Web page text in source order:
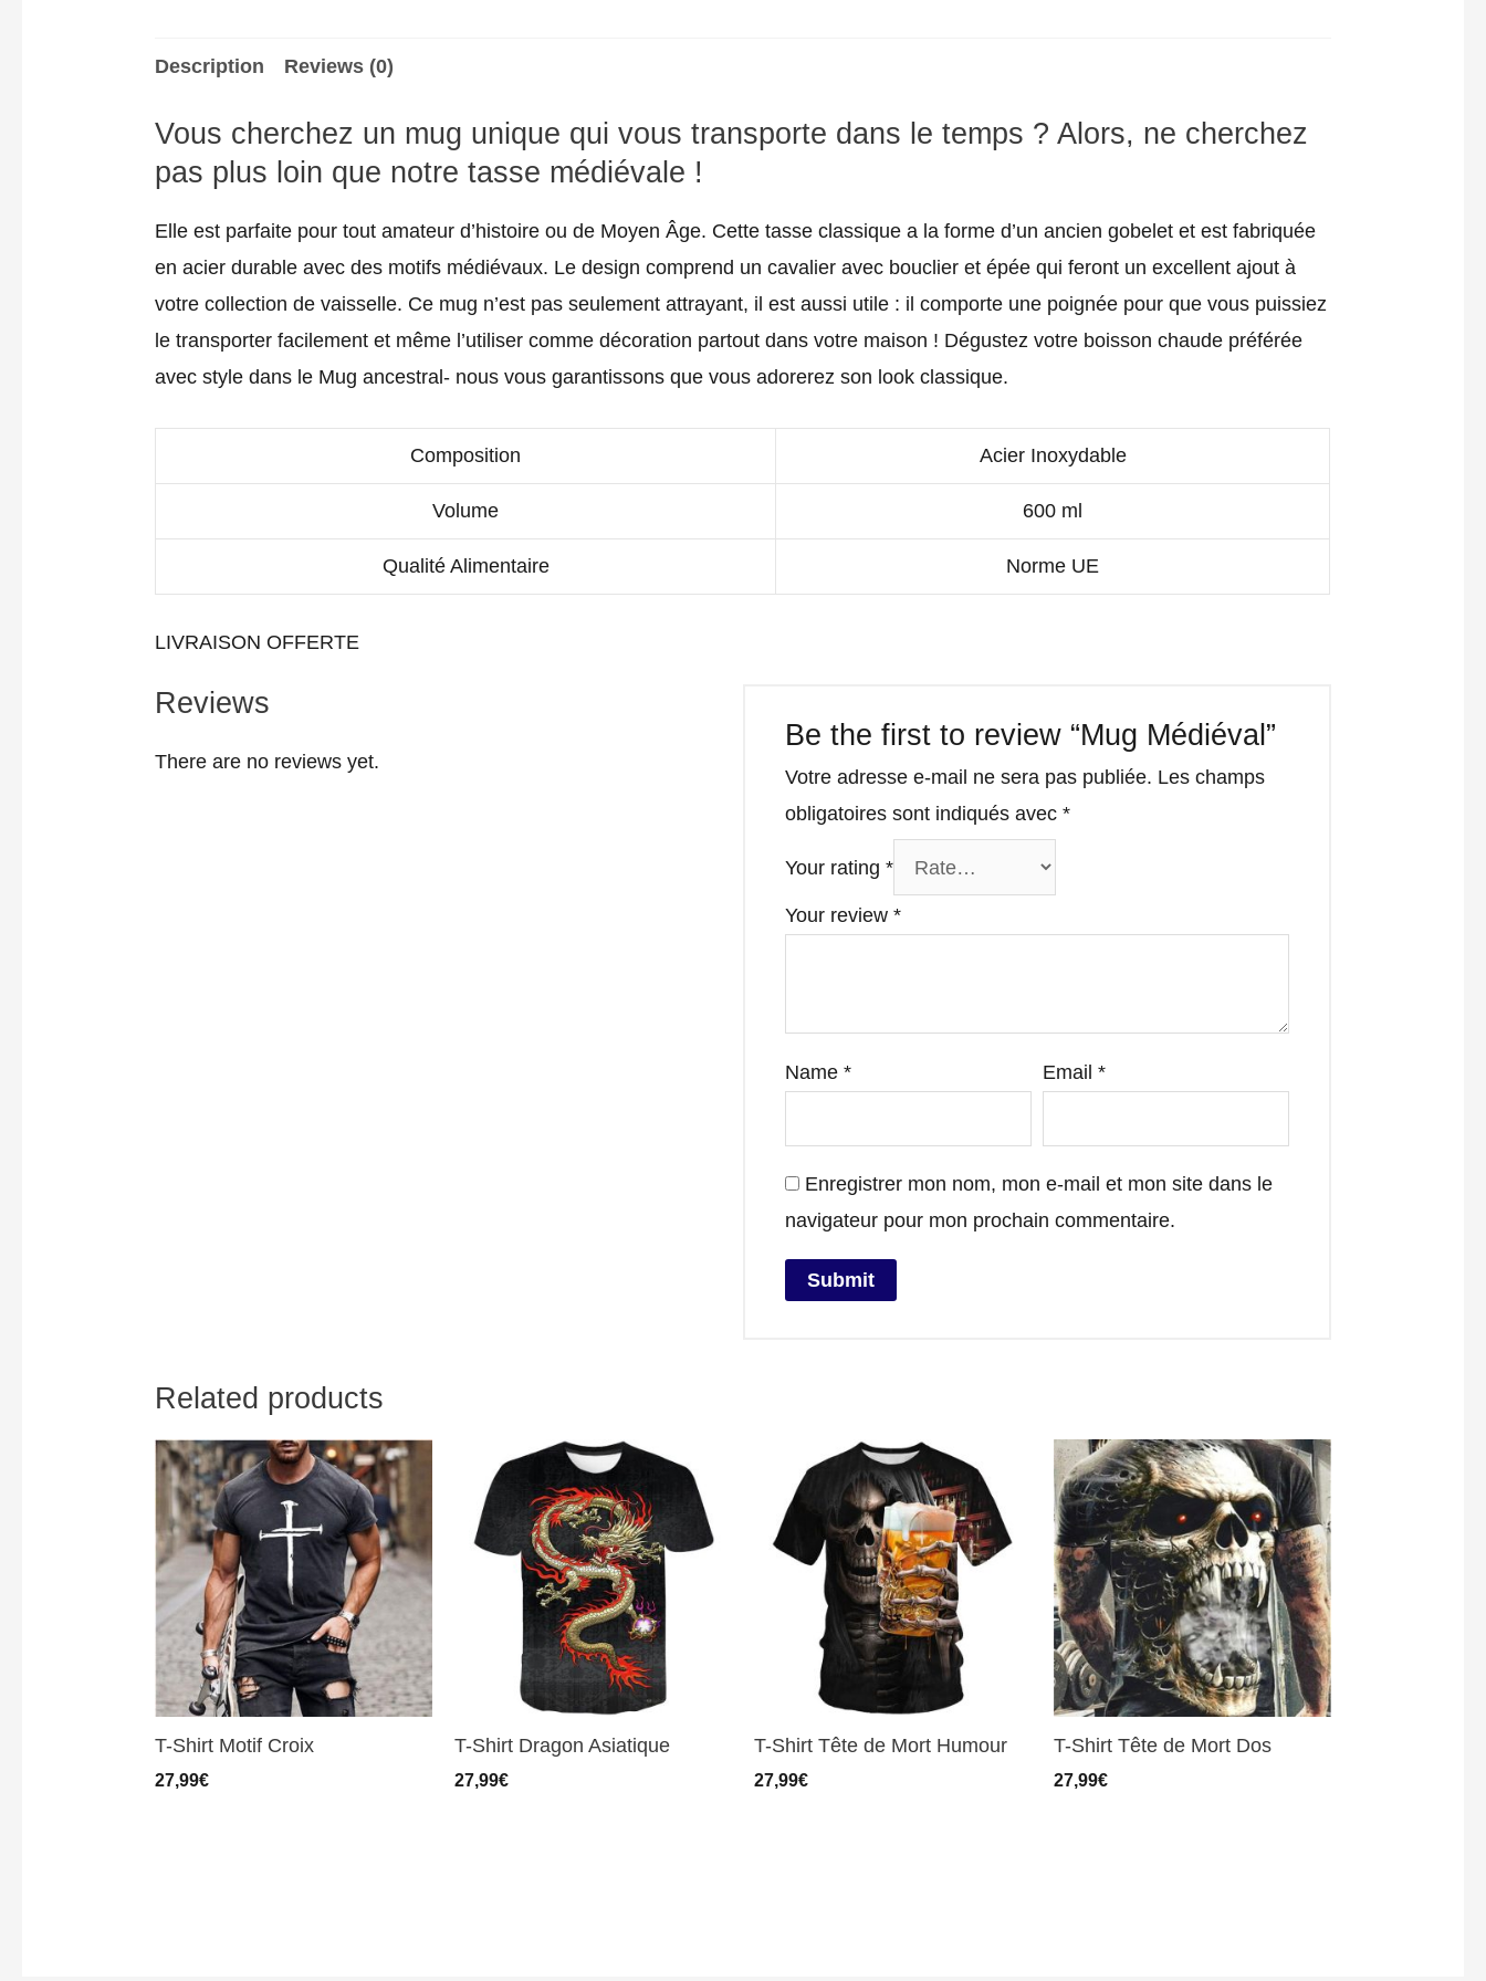
Description Reviews (0)
Vous cherchez un mug unique qui vous transporte dans le temps ? Alors, ne cherchez
pas plus loin que notre tasse médiévale !
Elle est parfaite pour tout amateur d’histoire ou de Moyen Âge. Cette tasse classique a la forme d’un ancien gobelet et est fabriquée
en acier durable avec des motifs médiévaux. Le design comprend un cavalier avec bouclier et épée qui feront un excellent ajout à
votre collection de vaisselle. Ce mug n’est pas seulement attrayant, il est aussi utile : il comporte une poignée pour que vous puissiez
le transporter facilement et même l’utiliser comme décoration partout dans votre maison ! Dégustez votre boisson chaude préférée
avec style dans le Mug ancestral- nous vous garantissons que vous adorerez son look classique.
Composition Acier Inoxydable
Volume 600 ml
Qualité Alimentaire Norme UE
LIVRAISON OFFERTE
Reviews
There are no reviews yet.
Be the first to review “Mug Médiéval”
Votre adresse e-mail ne sera pas publiée. Les champs
obligatoires sont indiqués avec *
Your rating *
Your review *
Name * Email *
Enregistrer mon nom, mon e-mail et mon site dans le
navigateur pour mon prochain commentaire.
Related products
T-Shirt Motif Croix
27,99€
T-Shirt Dragon Asiatique
27,99€
T-Shirt Tête de Mort Humour
27,99€
T-Shirt Tête de Mort Dos
27,99€